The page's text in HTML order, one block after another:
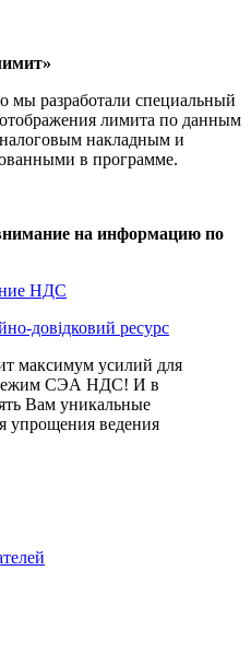
мы разработали специальный
лимита по данным
накладным и
в программе.
на информацию по
НДС
довідковий ресурс
максимум усилий для
режим СЭА НДС! И в
Вам уникальные
упрощения ведения